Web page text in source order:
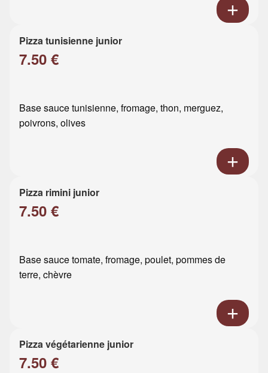
Pizza tunisienne junior
7.50 €
Base sauce tunisienne, fromage, thon, merguez,
poivrons, olives
Pizza rimini junior
7.50 €
Base sauce tomate, fromage, poulet, pommes de
terre, chèvre
Pizza végétarienne junior
7.50 €